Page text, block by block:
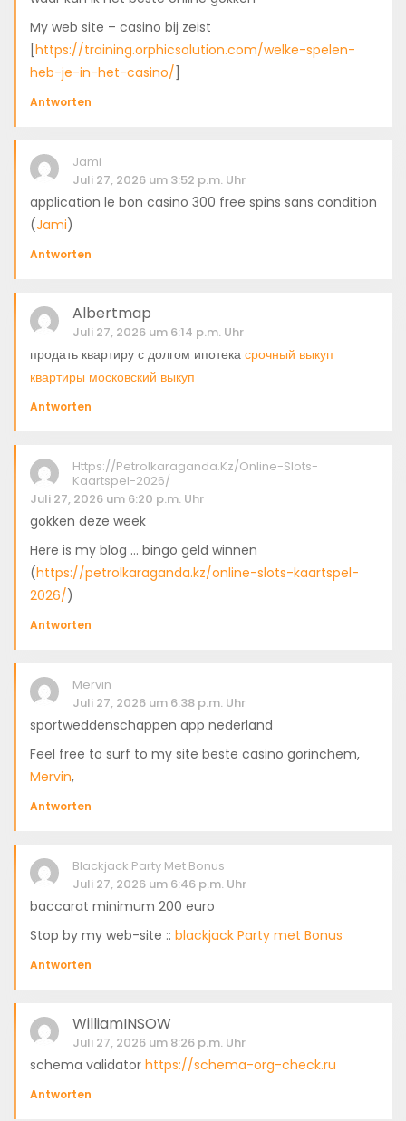
My web site – casino bij zeist
[https://training.orphicsolution.com/welke-spelen-
heb-je-in-het-casino/]
Antworten
Jami
Juli 27, 2026 um 3:52 p.m. Uhr
application le bon casino 300 free spins sans condition
(Jami)
Antworten
Albertmap
Juli 27, 2026 um 6:14 p.m. Uhr
продать квартиру с долгом ипотека срочный выкуп
квартиры московский выкуп
Antworten
Https://petrolkaraganda.kz/online-Slots-
Kaartspel-2026/
Juli 27, 2026 um 6:20 p.m. Uhr
gokken deze week
Here is my blog … bingo geld winnen
(https://petrolkaraganda.kz/online-slots-kaartspel-
2026/)
Antworten
Mervin
Juli 27, 2026 um 6:38 p.m. Uhr
sportweddenschappen app nederland
Feel free to surf to my site beste casino gorinchem,
Mervin,
Antworten
Blackjack Party Met Bonus
Juli 27, 2026 um 6:46 p.m. Uhr
baccarat minimum 200 euro
Stop by my web-site :: blackjack Party met Bonus
Antworten
WilliamINSOW
Juli 27, 2026 um 8:26 p.m. Uhr
schema validator https://schema-org-check.ru
Antworten